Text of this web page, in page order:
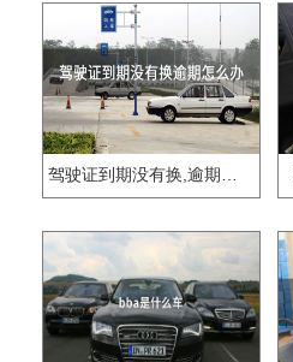
驾驶证到期没有换,逾期怎么办??